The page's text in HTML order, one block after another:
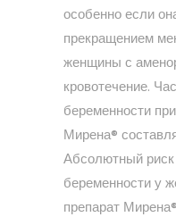
особенно если
прекращением
женщины с
кровотечение.
беременности
Мирена®
Абсолютный риск
беременности у
препарат